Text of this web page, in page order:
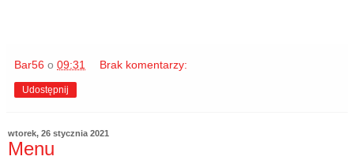
Bar56 o 09:31 Brak komentarzy:
Udostępnij
wtorek, 26 stycznia 2021
Menu